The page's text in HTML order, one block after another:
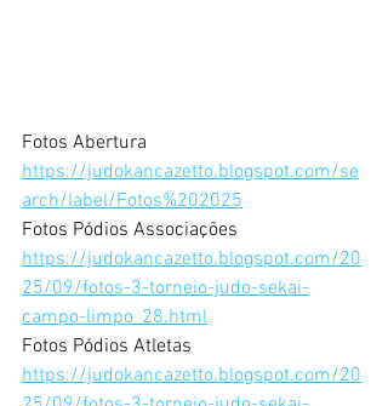
Fotos Abertura
https://judokancazetto.blogspot.com/se
arch/label/Fotos%202025
Fotos Pódios Associações
https://judokancazetto.blogspot.com/20
25/09/fotos-3-torneio-judo-sekai-
campo-limpo_28.html
Fotos Pódios Atletas
https://judokancazetto.blogspot.com/20